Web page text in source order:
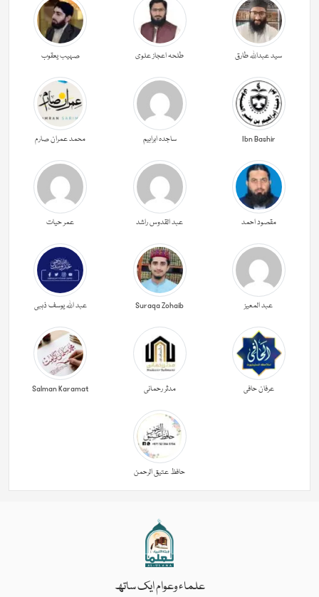
سید عبداللہ طارق طلحہ اعجاز علوی صہیب یعقوب
Ibn Bashir ساجدہ ابراہیم محمد عمران صارم
مقصود احمد عبد القدوس راشد عمر حیات
عبد المعیز Suraqa Zohaib عبد اللہ یوسف ذہبی
عرفان حافی مدثر رحمانی Salman Karamat
حافظ عتیق الرحمن
علماء وعوام ایک ساتھ